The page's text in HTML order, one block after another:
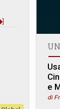
e
di